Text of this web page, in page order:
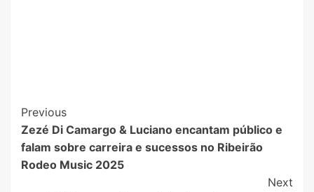
Post
Navigation
Previous
Zezé Di Camargo & Luciano encantam público e
falam sobre carreira e sucessos no Ribeirão
Rodeo Music 2025
Next